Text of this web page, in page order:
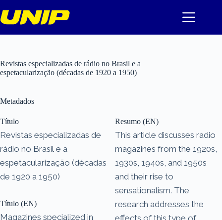
para
o
Revistas especializadas de rádio no Brasil e a
espetacularização (décadas de 1920 a 1950)
Metadados
Título
Revistas especializadas de
rádio no Brasil e a
espetacularização (décadas
de 1920 a 1950)
Título (EN)
Magazines specialized in
Resumo (EN)
This article discusses radio
magazines from the 1920s,
1930s, 1940s, and 1950s
and their rise to
sensationalism. The
research addresses the
effects of this type of